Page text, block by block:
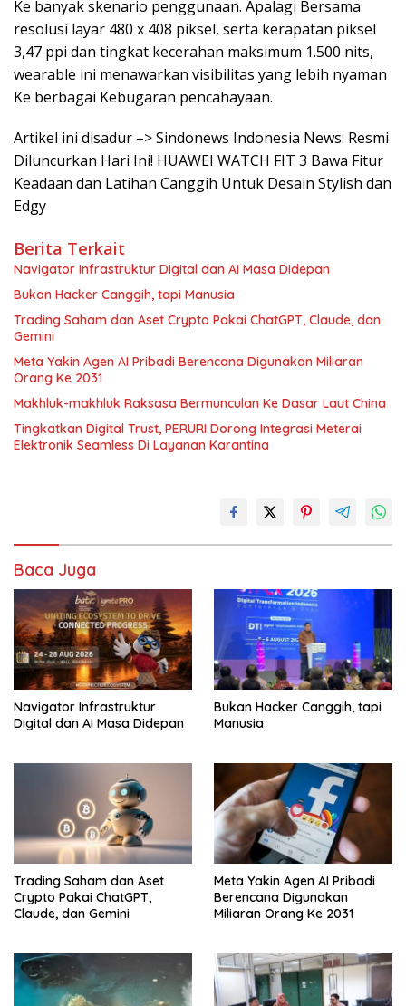
Ke banyak skenario penggunaan. Apalagi Bersama
resolusi layar 480 x 408 piksel, serta kerapatan piksel
3,47 ppi dan tingkat kecerahan maksimum 1.500 nits,
wearable ini menawarkan visibilitas yang lebih nyaman
Ke berbagai Kebugaran pencahayaan.
Artikel ini disadur –> Sindonews Indonesia News: Resmi
Diluncurkan Hari Ini! HUAWEI WATCH FIT 3 Bawa Fitur
Keadaan dan Latihan Canggih Untuk Desain Stylish dan
Edgy
Berita Terkait
Navigator Infrastruktur Digital dan AI Masa Didepan
Bukan Hacker Canggih, tapi Manusia
Trading Saham dan Aset Crypto Pakai ChatGPT, Claude, dan
Gemini
Meta Yakin Agen AI Pribadi Berencana Digunakan Miliaran
Orang Ke 2031
Makhluk-makhluk Raksasa Bermunculan Ke Dasar Laut China
Tingkatkan Digital Trust, PERURI Dorong Integrasi Meterai
Elektronik Seamless Di Layanan Karantina
Baca Juga
Navigator Infrastruktur
Digital dan AI Masa Didepan
Bukan Hacker Canggih, tapi
Manusia
Trading Saham dan Aset
Crypto Pakai ChatGPT,
Claude, dan Gemini
Meta Yakin Agen AI Pribadi
Berencana Digunakan
Miliaran Orang Ke 2031